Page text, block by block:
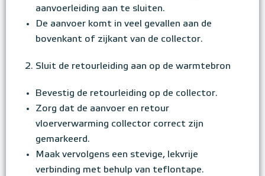
aanvoerleiding aan te sluiten.
De aanvoer komt in veel gevallen aan de
bovenkant of zijkant van de collector.
Sluit de retourleiding aan op de warmtebron
Bevestig de retourleiding op de collector.
Zorg dat de aanvoer en retour
vloerverwarming collector correct zijn
gemarkeerd.
Maak vervolgens een stevige, lekvrije
verbinding met behulp van teflontape.